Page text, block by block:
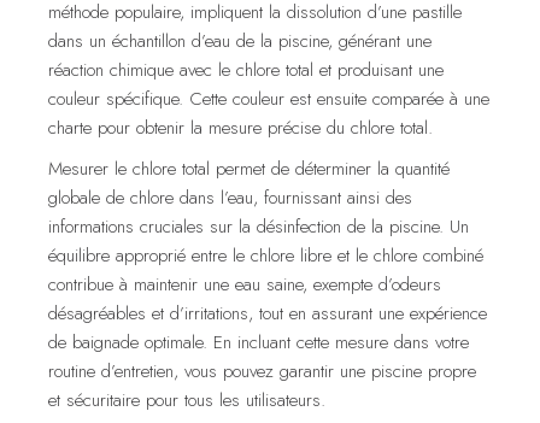
méthode populaire, impliquent la dissolution d’une pastille
dans un échantillon d’eau de la piscine, générant une
réaction chimique avec le chlore total et produisant une
couleur spécifique. Cette couleur est ensuite comparée à une
charte pour obtenir la mesure précise du chlore total.
Mesurer le chlore total permet de déterminer la quantité
globale de chlore dans l’eau, fournissant ainsi des
informations cruciales sur la désinfection de la piscine. Un
équilibre approprié entre le chlore libre et le chlore combiné
contribue à maintenir une eau saine, exempte d’odeurs
désagréables et d’irritations, tout en assurant une expérience
de baignade optimale. En incluant cette mesure dans votre
routine d’entretien, vous pouvez garantir une piscine propre
et sécuritaire pour tous les utilisateurs.